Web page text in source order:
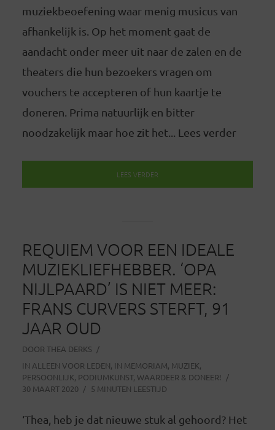
muziekbeoefening waar menig musicus van
afhankelijk is. Op het moment gaat de
aandacht onder meer uit naar de zalen en de
theaters die hun bezoekers vragen om
vouchers te accepteren of hun kaartje te
doneren. Prima natuurlijk en bitter
noodzakelijk maar hoe zit het... Lees verder
LEES VERDER
REQUIEM VOOR EEN IDEALE
MUZIEKLIEFHEBBER. ‘OPA
NIJLPAARD’ IS NIET MEER:
FRANS CURVERS STERFT, 91
JAAR OUD
DOOR THEA DERKS
IN ALLEEN VOOR LEDEN, IN MEMORIAM, MUZIEK,
PERSOONLIJK, PODIUMKUNST, WAARDEER & DONEER!
30 MAART 2020
5 MINUTEN LEESTIJD
‘Thea, heb je dat nieuwe stuk al gehoord? Het